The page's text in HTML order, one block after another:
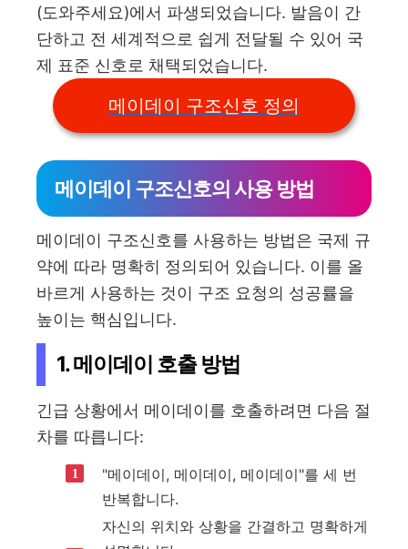
(도와주세요)에서 파생되었습니다. 발음이 간
단하고 전 세계적으로 쉽게 전달될 수 있어 국
제 표준 신호로 채택되었습니다.
메이데이 구조신호 정의
메이데이 구조신호의 사용 방법
메이데이 구조신호를 사용하는 방법은 국제 규
약에 따라 명확히 정의되어 있습니다. 이를 올
바르게 사용하는 것이 구조 요청의 성공률을
높이는 핵심입니다.
1. 메이데이 호출 방법
긴급 상황에서 메이데이를 호출하려면 다음 절
차를 따릅니다:
"메이데이, 메이데이, 메이데이"를 세 번
반복합니다.
자신의 위치와 상황을 간결하고 명확하게